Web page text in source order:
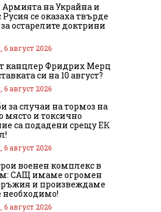
на Украйна и
Русия се оказаха твърде
остарелите доктрини
август 2026
канцлер Фридрих Мерц
си на 10 август?
август 2026
за случаи на тормоз на
място и токсично
са подадени срещу ЕК
август 2026
военен комплекс в
САЩ имаме огромен
и произвеждаме
необходимо!
август 2026